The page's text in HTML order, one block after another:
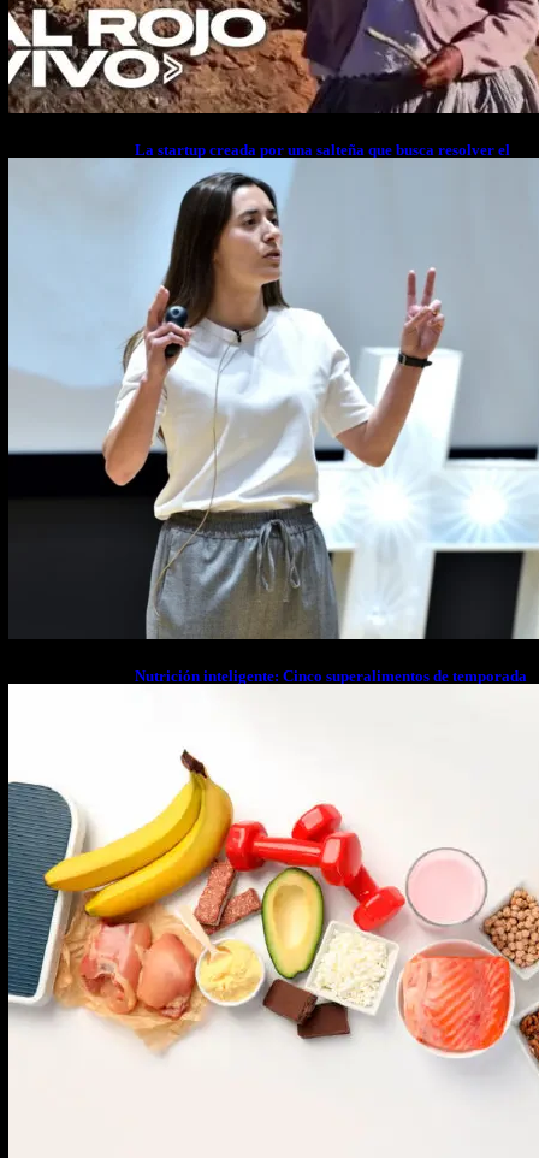
La startup creada por una salteña que busca resolver el
estrés financiero en Latinoamérica
Nutrición inteligente: Cinco superalimentos de temporada